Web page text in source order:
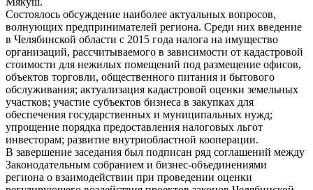
Состоялось обсуждение наиболее актуальных вопросов,
волнующих предпринимателей региона. Среди них введение
в Челябинской области с 2015 года налога на имущество
организаций, рассчитываемого в зависимости от кадастровой
стоимости для нежилых помещений под размещение офисов,
объектов торговли, общественного питания и бытового
обслуживания; актуализация кадастровой оценки земельных
участков; участие субъектов бизнеса в закупках для
обеспечения государственных и муниципальных нужд;
упрощение порядка предоставления налоговых льгот
инвесторам; развитие внутриобластной кооперации.
В завершение заседания был подписан ряд соглашений между
Законодательным собранием и бизнес-объединениями
региона о взаимодействии при проведении оценки